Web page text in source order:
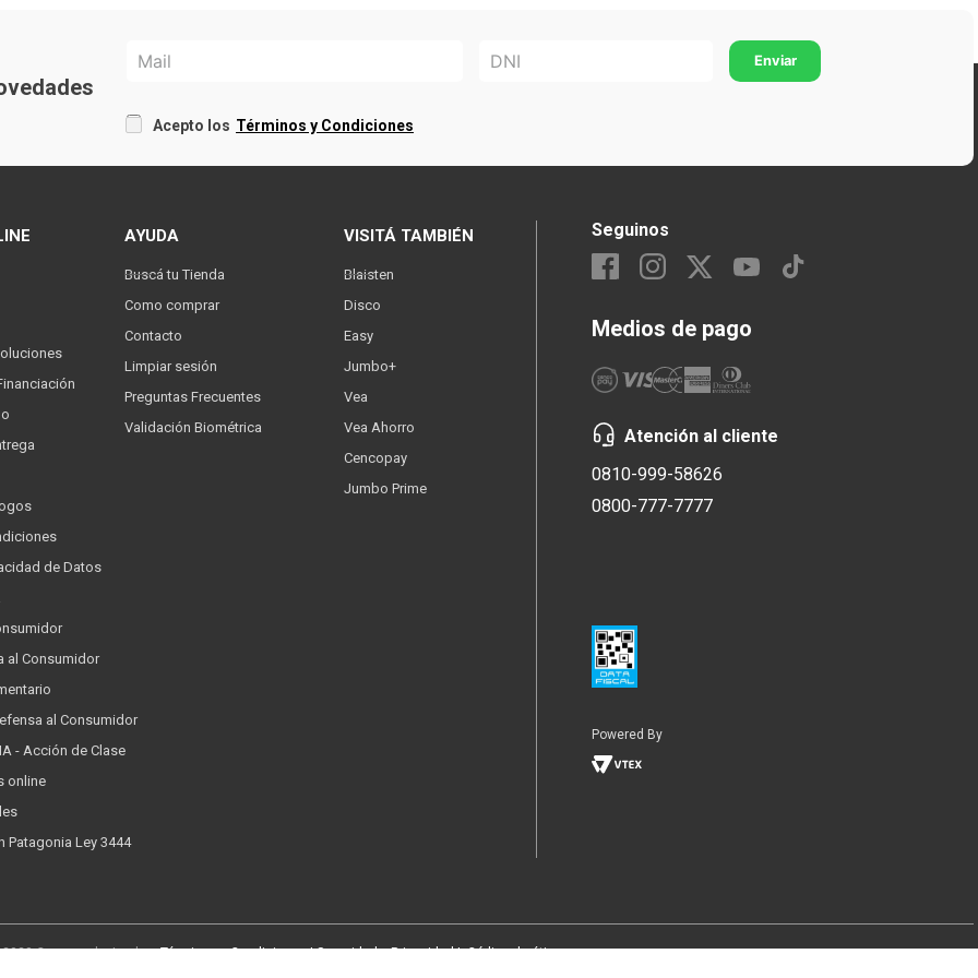
Acepto los Términos y Condiciones
de Datos
al Consumidor
al Consumidor
- Acción de Clase
online
Patagonia Ley 3444
AYUDA
Buscá tu Tienda
Como comprar
Contacto
Limpiar sesión
Preguntas Frecuentes
Validación Biométrica
VISITÁ TAMBIÉN
Blaisten
Disco
Easy
Jumbo+
Vea
Vea Ahorro
Cencopay
Jumbo Prime
Seguinos
Medios de pago
Atención al cliente
0810-999-58626
0800-777-7777
Powered By
Cencosud - Jumbo Términos y Condiciones |Seguridad y Privacidad |Código de ética